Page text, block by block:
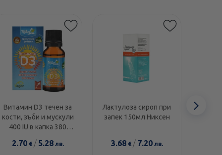
Витамин D3 течен за
кости, зъби и мускули
400 IU в капка 380
2.70€ / 5.28лв.
Лактулоза сироп при
запек 150мл Никсен
3.68€ / 7.20лв.